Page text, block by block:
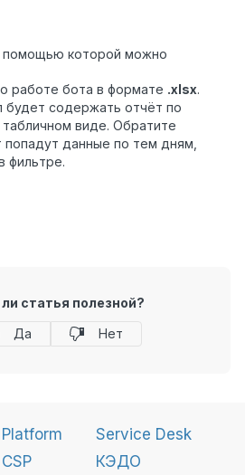
помощью которой можно
работе бота в формате .xlsx.
будет содержать отчёт по
виде. Обратите
попадут данные по тем дням,
фильтре.
статья полезной?
Да
Нет
Platform
CSP
Service Desk
КЭДО